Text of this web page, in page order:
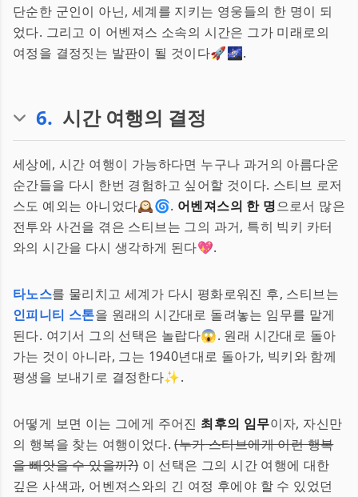
단순한 군인이 아닌, 세계를 지키는 영웅들의 한 명이 되
었다. 그리고 이 어벤져스 소속의 시간은 그가 미래로의
여정을 결정짓는 발판이 될 것이다🚀🌌.
6. 시간 여행의 결정
세상에, 시간 여행이 가능하다면 누구나 과거의 아름다운
순간들을 다시 한번 경험하고 싶어할 것이다. 스티브 로저
스도 예외는 아니었다🕰️🌀. 어벤져스의 한 명으로서 많은
전투와 사건을 겪은 스티브는 그의 과거, 특히 빅키 카터
와의 시간을 다시 생각하게 된다💖.
타노스를 물리치고 세계가 다시 평화로워진 후, 스티브는
인피니티 스톤을 원래의 시간대로 돌려놓는 임무를 맡게
된다. 여기서 그의 선택은 놀랍다😱. 원래 시간대로 돌아
가는 것이 아니라, 그는 1940년대로 돌아가, 빅키와 함께
평생을 보내기로 결정한다✨.
어떻게 보면 이는 그에게 주어진 최후의 임무이자, 자신만
의 행복을 찾는 여행이었다.(누가 스티브에게 이런 행복
을 빼앗을 수 있을까?)이 선택은 그의 시간 여행에 대한
깊은 사색과, 어벤져스와의 긴 여정 후에야 할 수 있었던